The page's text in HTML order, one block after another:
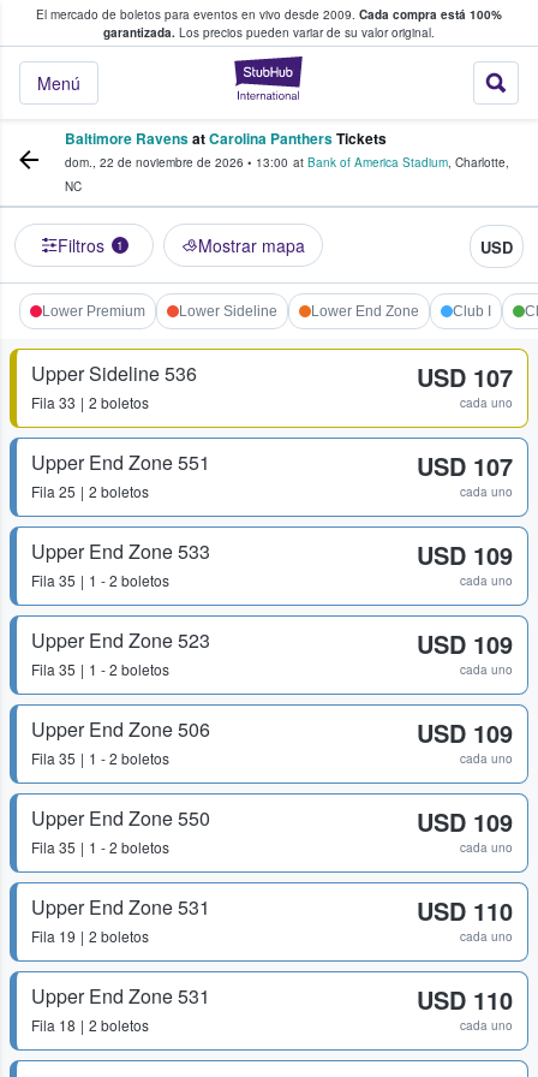
El mercado de boletos para eventos en vivo desde 2009. Cada compra está 100%
garantizada. Los precios pueden variar de su valor original.
StubHub: donde
Menú
fans compran y venden boletos
Baltimore RavensatCarolina PanthersTickets
dom., 22 de noviembre de 2026 • 13:00 at Bank of America Stadium, Charlotte,
NC
Filtros 1 Mostrar mapa USD
Lower Premium Lower Sideline Lower End Zone Club I
Upper Sideline 536
Fila 33 2 boletos
USD 107
cada uno
Upper End Zone 551
Fila 25 2 boletos
USD 107
cada uno
Upper End Zone 533
Fila 35 1 - 2 boletos
USD 109
cada uno
Upper End Zone 523
Fila 35 1 - 2 boletos
USD 109
cada uno
Upper End Zone 506
Fila 35 1 - 2 boletos
USD 109
cada uno
Upper End Zone 550
Fila 35 1 - 2 boletos
USD 109
cada uno
Upper End Zone 531
Fila 19 2 boletos
USD 110
cada uno
Upper End Zone 531
Fila 18 2 boletos
USD 110
cada uno